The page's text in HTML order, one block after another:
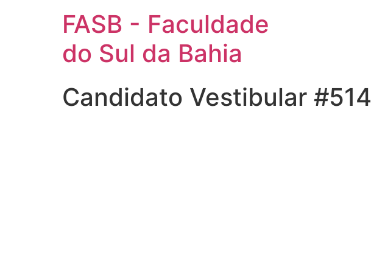
FASB - Faculdade
do Sul da Bahia
Candidato Vestibular #514